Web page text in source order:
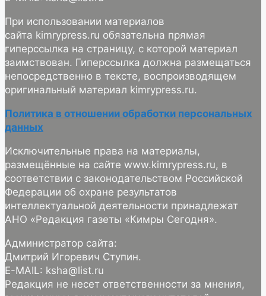
При использовании материалов
сайта kimrypress.ru обязательна прямая
гиперссылка на страницу, с которой материал
заимствован. Гиперссылка должна размещаться
непосредственно в тексте, воспроизводящем
оригинальный материал kimrypress.ru.
Политика в отношении обработки персональных
данных
Исключительные права на материалы,
размещённые на сайте www.kimrypress.ru, в
соответствии с законодательством Российской
Федерации об охране результатов
интеллектуальной деятельности принадлежат
АНО «Редакция газеты «Кимры Сегодня».
Администратор сайта:
Дмитрий Игоревич Ступин.
E-MAIL: ksha@list.ru
Редакция не несет ответственности за мнения,